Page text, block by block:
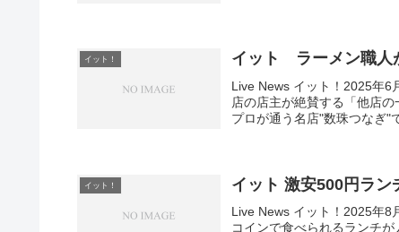
イット！ イット ラーメン職人
Live News イット！2025年6
店の店主が絶賛する「他店
プロが通う名店"数珠つなぎ"
イット！ イット 激安500円ラ
Live News イット！2025年8
コインで食べられるランチ